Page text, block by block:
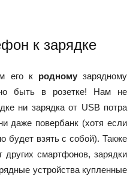
к зарядке
его к родномузарядному
быть в розетке! Нам не
ни зарядка от USB потра
даже повербанк (хотя если
будет взять с собой). Также
других смартфонов, зарядки
устройства купленные